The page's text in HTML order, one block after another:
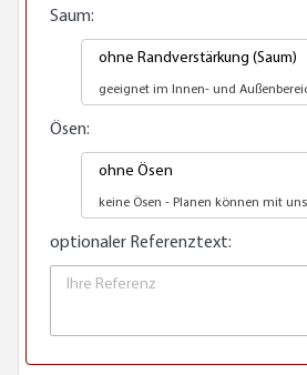
Saum:
ohne Randverstärkung (Saum)
geeignet im Innen- und
Ösen:
ohne Ösen
keine Ösen - Planen können mit
optionaler Referenztext: